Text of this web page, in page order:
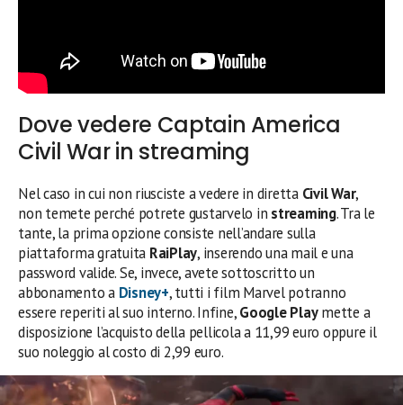
Dove vedere Captain America
Civil War in streaming
Nel caso in cui non riusciste a vedere in diretta Civil War,
non temete perché potrete gustarvelo in streaming. Tra le
tante, la prima opzione consiste nell’andare sulla
piattaforma gratuita RaiPlay, inserendo una mail e una
password valide. Se, invece, avete sottoscritto un
abbonamento a Disney+, tutti i film Marvel potranno
essere reperiti al suo interno. Infine,Google Playmette a
disposizione l’acquisto della pellicola a 11,99 euro oppure il
suo noleggio al costo di 2,99 euro.